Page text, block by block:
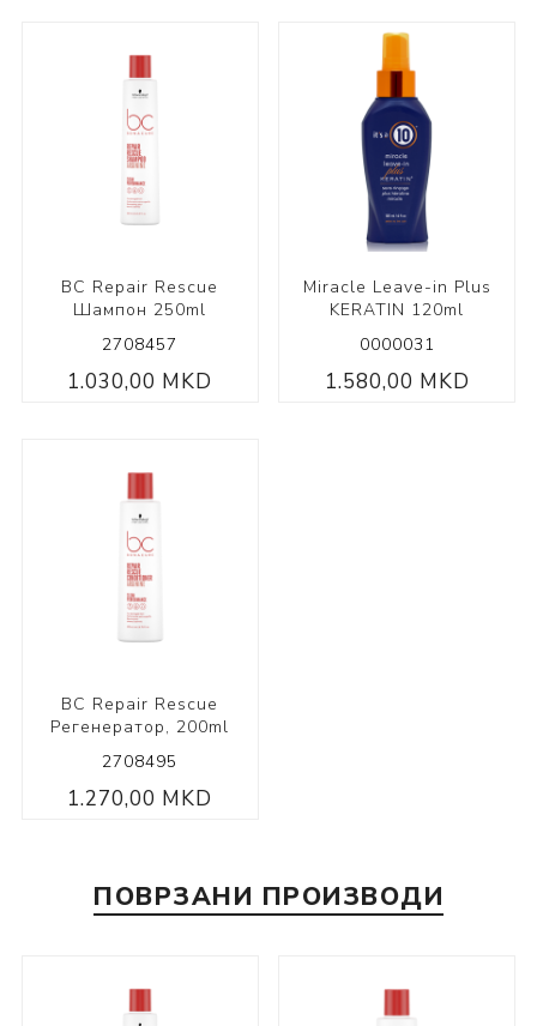
BC Repair Rescue
Шампон 250ml
2708457
1.030,00 MKD
Miracle Leave-in Plus
KERATIN 120ml
0000031
1.580,00 MKD
BC Repair Rescue
Регенератор, 200ml
2708495
1.270,00 MKD
ПОВРЗАНИ ПРОИЗВОДИ